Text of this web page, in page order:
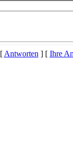
[Antworten] [ Ihre